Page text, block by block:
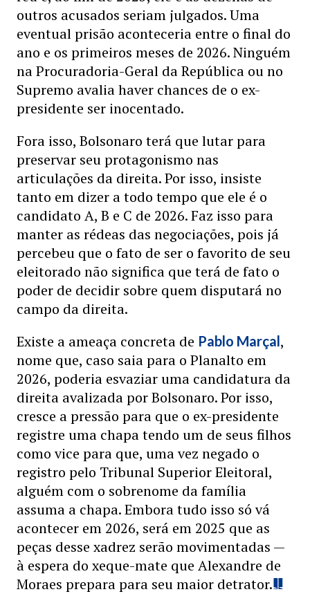
outros acusados seriam julgados. Uma
eventual prisão aconteceria entre o final do
ano e os primeiros meses de 2026. Ninguém
na Procuradoria-Geral da República ou no
Supremo avalia haver chances de o ex-
presidente ser inocentado.
Fora isso, Bolsonaro terá que lutar para
preservar seu protagonismo nas
articulações da direita. Por isso, insiste
tanto em dizer a todo tempo que ele é o
candidato A, B e C de 2026. Faz isso para
manter as rédeas das negociações, pois já
percebeu que o fato de ser o favorito de seu
eleitorado não significa que terá de fato o
poder de decidir sobre quem disputará no
campo da direita.
Existe a ameaça concreta de Pablo Marçal,
nome que, caso saia para o Planalto em
2026, poderia esvaziar uma candidatura da
direita avalizada por Bolsonaro. Por isso,
cresce a pressão para que o ex-presidente
registre uma chapa tendo um de seus filhos
como vice para que, uma vez negado o
registro pelo Tribunal Superior Eleitoral,
alguém com o sobrenome da família
assuma a chapa. Embora tudo isso só vá
acontecer em 2026, será em 2025 que as
peças desse xadrez serão movimentadas —
à espera do xeque-mate que Alexandre de
Moraes prepara para seu maior detrator.